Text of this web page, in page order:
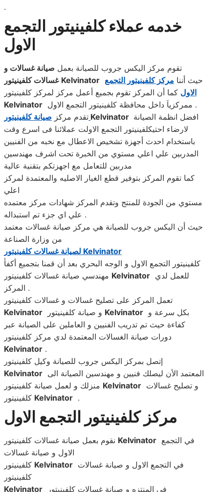
.
خدمه عملاء كلفينيتور التجمع
الاول
تقوم مركز اليكس جروب للصيانة بعمل صيانة غسالات و
غسالات كلفينيتور Kelvinator حيث أننا مركز كلفينيتور التجمع
الاول كما أن المركز تقوم بجميع أعمل مركز لمركز كلفينيتور
Kelvinator
ممركزياَ داخل محافظة كلفينيتور التجمع الاول .
تقدم مركز Kelvinator
لارضاء احتيكلفينيتور التجمع الاولت عملائنا فى اسرع وقت
باستخدام احدث أجهزة تشخيص الاعطال مع نخبه من الفنيين
المدربين علي اعلي مستوي من الخبرة تحت اشرف مهندسين
مدربين للتعامل مع اجهزتكم بتقنية عالية
كما تقوم المركز بتوفير قطع الغيار الاصليه والمعتمدة لمركز
اعلي
مستوي من الجودة للمنتج وتقدم المركز شهادات مركز معتمده
علي اي جزء تم استبداله .
حيث أن اليكس جروب للصيانة هي مركز صيانة غسالات معتمد
من وزارة الصناعة
Kelvinator
كلفينيتور التجمع الاول و الوجه البحري بعد أن قمنا بتجميع أكفأ
Kelvinator
المركز .
تعمل المركز على تصليح غسالات و غسالات كلفينيتور
Kelvinator
Kelvinator
كفاءة حيث تم تدريب الفنيين و العاملين على الصيانة عبر
دورات صيانة الغسالات المعتمدة لدي مركز كلفينيتور
Kelvinator .
إتصل بمركز اليكس جروب للصيانة وكيل كلفينيتور
Kelvinator
Kelvinator
Kelvinator .
مركز كلفينيتور التجمع الاول
Kelvinator
الاول و صيانة غسالات
Kelvinator
كلفينيتور
Kelvinator
في المنتزه و صيانة غسالات كلفينيتور